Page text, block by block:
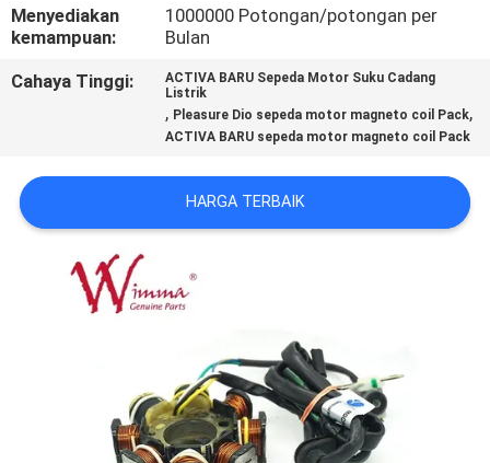
PETA
SITUS
KEBIJAKAN
Menyediakan
kemampuan:
1000000 Potongan/potongan per
Bulan
Cahaya Tinggi:
ACTIVA BARU Sepeda Motor Suku Cadang
Listrik
, Pleasure Dio sepeda motor magneto coil Pack,
ACTIVA BARU sepeda motor magneto coil Pack
HARGA TERBAIK